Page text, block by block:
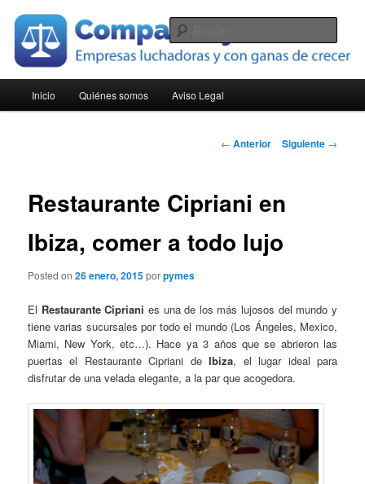
contenido
principalCompara Pymes
principal
Inicio Quiénes somos Aviso Legal
Navegación
← Anterior Siguiente →
Restaurante Cipriani en
Ibiza, comer a todo lujo
Posted on26 enero, 2015porpymes
El Restaurante Cipriani es una de los más lujosos del mundo y
tiene varias sucursales por todo el mundo (Los Ángeles, Mexico,
Miami, New York, etc…). Hace ya 3 años que se abrieron las
puertas el Restaurante Cipriani deIbiza, el lugar ideal para
disfrutar de una velada elegante, a la par que acogedora.